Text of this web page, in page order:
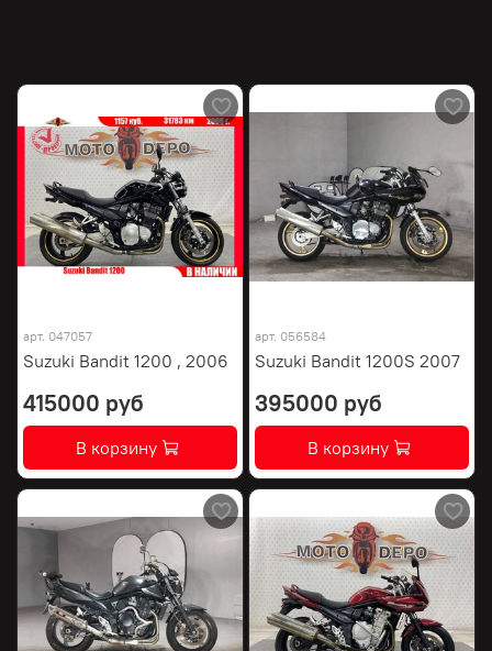
арт. 047057
Suzuki Bandit 1200 , 2006
415000 руб
В корзину
арт. 056584
Suzuki Bandit 1200S 2007
395000 руб
В корзину